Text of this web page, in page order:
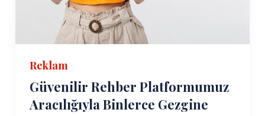
Reklam
Güvenilir Rehber Platformumuz
Aracılığıyla Binlerce Gezgine